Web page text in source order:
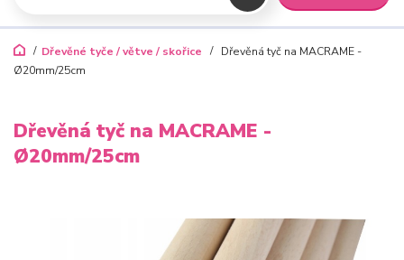
Dřevěné tyče / větve / skořice
Dřevěná tyč na MACRAME -
Ø20mm/25cm
Dřevěná tyč na MACRAME -
Ø20mm/25cm